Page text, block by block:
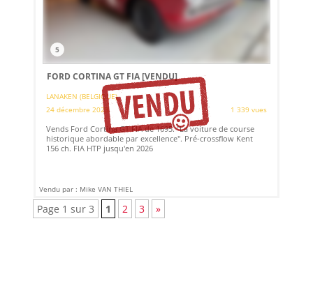
5
FORD CORTINA GT FIA[VENDU]
LANAKEN (BELGIQUE)
24 décembre 2023
1 339 vues
Vends Ford Cortina GT FIA de 1695. "La voiture de course
historique abordable par excellence". Pré-crossflow Kent
156 ch. FIA HTP jusqu'en 2026
Vendu par : Mike VAN THIEL
Page 1 sur 3 1 2 3 »